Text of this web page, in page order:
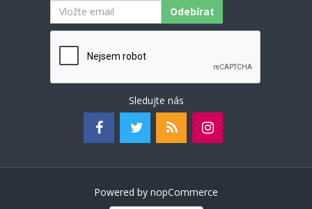
Odebírat
Sledujte nás
Powered by nopCommerce